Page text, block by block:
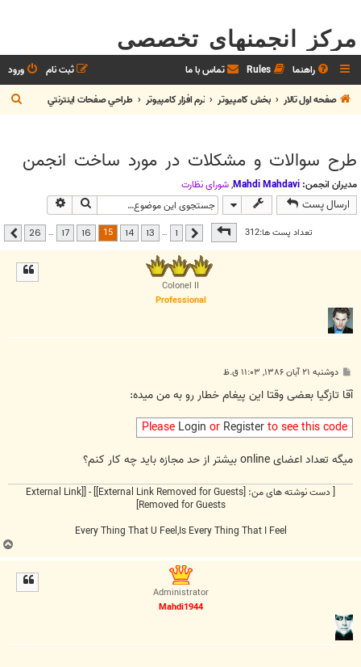
مرکز انجمنهای تخصصی
راهنما Rules تماس با ما ورود
ثبت نام
صفحه اول تالار
بخش كامپيوتر نرم افزار كامپيوتر طراحي صفحات اينترنتي
ج
س
طرح سوالات و مشکلات در مورد ساخت انجمن
مدیران انجمن: Mahdi Mahdavi
,شوراي نظارت
ارسال پست جستجو
تعداد پست ها:312صفحه15 از26 قبلی …
13
14
15
16
17
…
26 بعدی
Colonel II
Professional
پ
ت
دوشنبه ۲۱ آبان ۱۳۸۶, ۱۱:۰۳ ق.ظ
آقا تازگیا بعضی وقتا این پیغام خطار رو به من میده:
PleaseLogin orRegisterto see this code
میگه تعداد اعضای online بیشتر از حد مجازه باید چه کار کنم؟
[ دست نوشته های من: ] - [
[External Link
Removed for Guests]
Every Thing That U Feel,Is Every Thing That I Feel
ب
ا
Administrator
Mahdi1944